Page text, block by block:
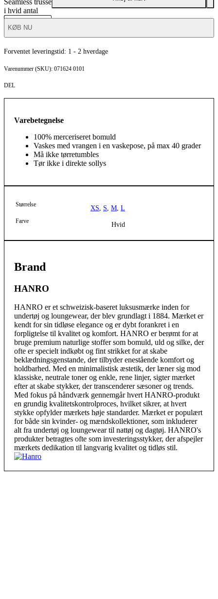
i hvid antal
KØB NU
Forventet leveringstid: 1 - 2 hverdage
071624 0101
DEL
Varebetegnelse
100% merceriseret bomuld
Vaskes med vrangen i en vaskepose, på max 40 grader
Må ikke tørretumbles
Tør ikke i direkte sollys
Størrelse XS S M L
Farve Hvid
Brand
HANRO
HANRO er et schweizisk-baseret luksusmærke inden for
undertøj og loungewear, der blev grundlagt i 1884. Mærket er
kendt for sin tidløse elegance og er dybt forankret i en
forpligtelse til kvalitet og komfort. HANRO er berømt for at
bruge premium naturlige stoffer som bomuld, uld og silke, der
ofte er specielt indkøbt og fint strikket for at skabe
beklædningsgenstande, der tilbyder enestående komfort og
holdbarhed. Med en minimalistisk æstetik, der læner sig mod
klassiske, neutrale toner og enkle, rene linjer, sigter mærket
efter at skabe stykker, der transcenderer sæsoner og trends.
Med fokus på håndværk gennemgår hvert HANRO-produkt
en grundig kvalitetskontrolproces, hvilket sikrer, at hvert
stykke opfylder mærkets høje standarder. Mærket er populært
for både sin kvinder- og mændskollektioner, som inkluderer
alt fra undertøj og loungewear til nattøj og dagtøj. HANRO's
produkter betragtes ofte som investeringsstykker, der afspejler
mærkets dedikation til langvarig kvalitet og tidløs stil.